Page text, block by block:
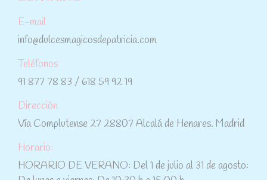
E-mail
info@dulcesmagicosdepatricia.com
Teléfonos
91 877 78 83 / 618 59 92 19
Dirección
Vía Complutense 27 28807 Alcalá de Henares. Madrid
Horario:
HORARIO DE VERANO: Del 1 de julio al 31 de agosto: